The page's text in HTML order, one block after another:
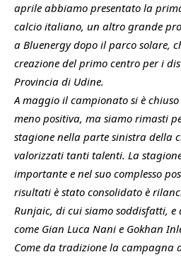
aprile abbiamo presentato la
calcio italiano, un altro grande
a Bluenergy dopo il parco solare,
creazione del primo centro per i
Provincia di Udine.
A maggio il campionato si è
meno positiva, ma siamo rimasti
stagione nella parte sinistra della
valorizzati tanti talenti. La
importante e nel suo complesso
risultati è stato consolidato è
Runjaic, di cui siamo soddisfatti,
come Gian Luca Nani e Gokhan
Come da tradizione la campagna